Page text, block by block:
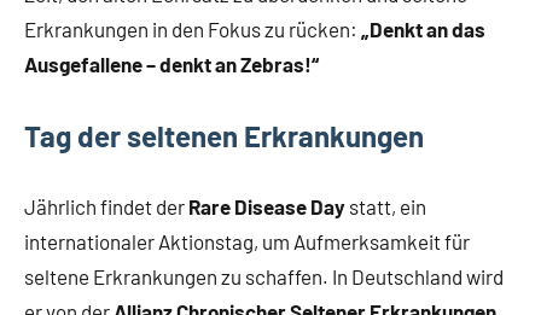
Erkrankungen in den Fokus zu rücken: „Denkt an das
Ausgefallene – denkt an Zebras!“
Tag der seltenen Erkrankungen
Jährlich findet der Rare Disease Day statt, ein
internationaler Aktionstag, um Aufmerksamkeit für
seltene Erkrankungen zu schaffen. In Deutschland wird